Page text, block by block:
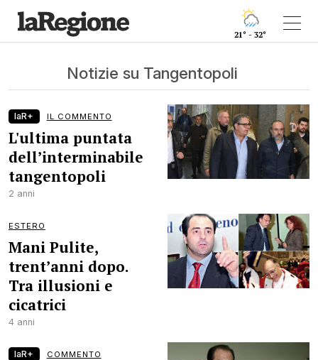
21° - 32°
Notizie su Tangentopoli
laR+ IL COMMENTO
L'ultima puntata
dell’interminabile
tangentopoli
2 anni
ESTERO
Mani Pulite,
trent’anni dopo.
Tra illusioni e
cicatrici
4 anni
laR+ COMMENTO